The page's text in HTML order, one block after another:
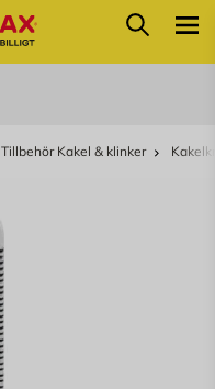
Sök
Tillbehör Kakel & klinker